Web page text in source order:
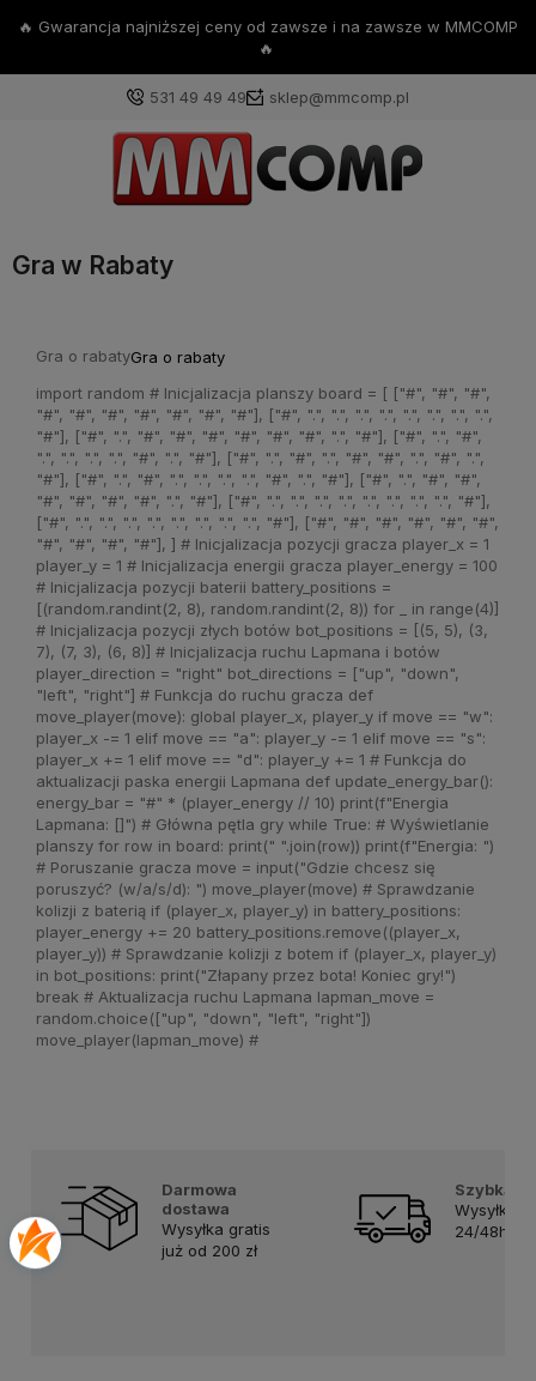
w MMCOMP 💪Darmowa dostawa już od
531 49 49 49 sklep@mmcomp.pl
Gra w Rabaty
Gra o rabatyGra o rabaty
import random # Inicjalizacja planszy board = [ ["#", "#", "#",
"#", "#", "#", "#", "#", "#", "#"], ["#", ".", ".", ".", ".", ".", ".", ".", ".",
"#"], ["#", ".", "#", "#", "#", "#", "#", "#", ".", "#"], ["#", ".", "#",
".", ".", ".", ".", "#", ".", "#"], ["#", ".", "#", ".", "#", "#", ".", "#", ".",
"#"], ["#", ".", "#", ".", ".", ".", ".", "#", ".", "#"], ["#", ".", "#", "#",
"#", "#", "#", "#", ".", "#"], ["#", ".", ".", ".", ".", ".", ".", ".", ".", "#"],
["#", ".", ".", ".", ".", ".", ".", ".", ".", "#"], ["#", "#", "#", "#", "#", "#",
"#", "#", "#", "#"], ] # Inicjalizacja pozycji gracza player_x = 1
player_y = 1 # Inicjalizacja energii gracza player_energy = 100
# Inicjalizacja pozycji baterii battery_positions =
[(random.randint(2, 8), random.randint(2, 8)) for _ in range(4)]
# Inicjalizacja pozycji złych botów bot_positions = [(5, 5), (3,
7), (7, 3), (6, 8)] # Inicjalizacja ruchu Lapmana i botów
player_direction = "right" bot_directions = ["up", "down",
"left", "right"] # Funkcja do ruchu gracza def
move_player(move): global player_x, player_y if move == "w":
player_x -= 1 elif move == "a": player_y -= 1 elif move == "s":
player_x += 1 elif move == "d": player_y += 1 # Funkcja do
aktualizacji paska energii Lapmana def update_energy_bar():
energy_bar = "#" * (player_energy // 10) print(f"Energia
Lapmana: []") # Główna pętla gry while True: # Wyświetlanie
planszy for row in board: print(" ".join(row)) print(f"Energia: ")
# Poruszanie gracza move = input("Gdzie chcesz się
poruszyć? (w/a/s/d): ") move_player(move) # Sprawdzanie
kolizji z baterią if (player_x, player_y) in battery_positions:
player_energy += 20 battery_positions.remove((player_x,
player_y)) # Sprawdzanie kolizji z botem if (player_x, player_y)
in bot_positions: print("Złapany przez bota! Koniec gry!")
break # Aktualizacja ruchu Lapmana lapman_move =
random.choice(["up", "down", "left", "right"])
move_player(lapman_move) #
Darmowa
dostawa
Wysyłka gratis
już od 200 zł
Szybka
Wysyłka w
24/48h!